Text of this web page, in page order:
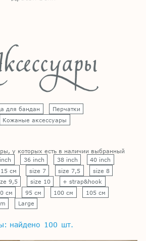
для бандан
Перчатки
Кожаные аксессуары
у которых есть в наличии выбранный
36 inch 38 inch
40 inch
см size 7 size 7,5
size 8
9,5 size 10
+ strap&hook
см 95 см 100 см
105 см
Large
найдено 100 шт.